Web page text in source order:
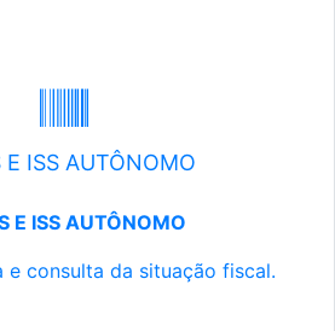
E ISS AUTÔNOMO
E ISS AUTÔNOMO
e consulta da situação fiscal.